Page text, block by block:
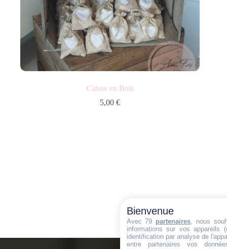
Caisse en Bois
5,00€
Bienvenue
Avec 79 partenaires , nous
informations sur vos appareils
identification par analyse de
entre partenaires vos